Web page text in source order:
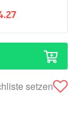
setzen